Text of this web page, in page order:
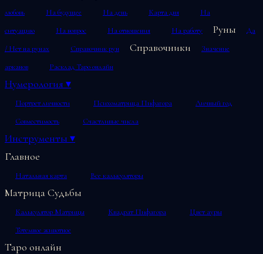
любовь
На будущее На день Карта дня
На
ситуацию
На вопрос На отношения На работу Руны
Да
/ Нет на рунах
Справочник рун Справочники
Значение
арканов
Расклад Таро онлайн
Нумерология ▾
Портрет личности Психоматрица Пифагора
Личный год
Совместимость
Счастливые числа
Инструменты ▾
Главное
Натальная карта Все калькуляторы
Матрица Судьбы
Калькулятор Матрицы Квадрат Пифагора
Цвет ауры
Тотемное животное
Таро онлайн